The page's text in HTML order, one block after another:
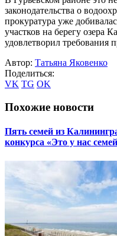
законодательства о
прокуратура уже
участков на берегу озера
удовлетворил требования
Автор: Татьяна Яковенко
Поделиться:
VK TG OK
Похожие новости
Пять семей из
конкурса «Это у нас